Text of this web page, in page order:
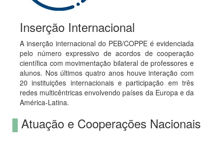
Inserção Internacional
A inserção internacional do PEB/COPPE é evidenciada
pelo número expressivo de acordos de cooperação
científica com movimentação bilateral de professores e
alunos. Nos últimos quatro anos houve interação com
20 instituições internacionais e participação em três
redes multicêntricas envolvendo países da Europa e da
América-Latina.
Atuação e Cooperações Nacionais